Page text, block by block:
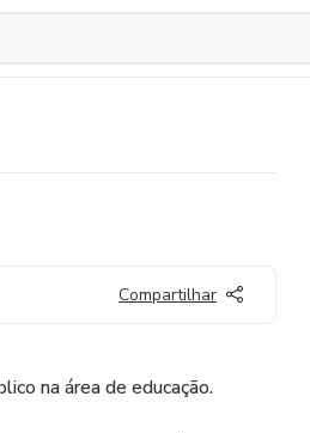
Compartilhar
na área de educação.